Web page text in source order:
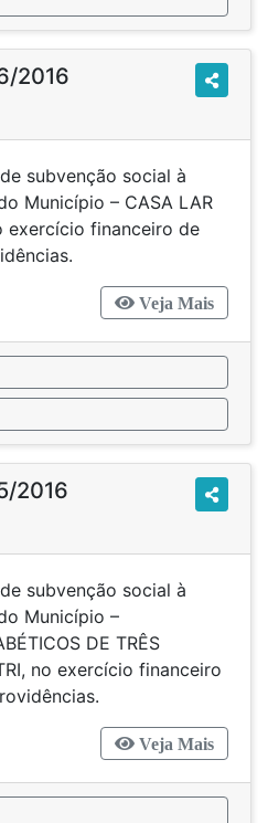
2016
subvenção social à
Município – CASA LAR
exercício financeiro de
Veja Mais
2016
subvenção social à
Município –
DE TRÊS
no exercício financeiro
Veja Mais